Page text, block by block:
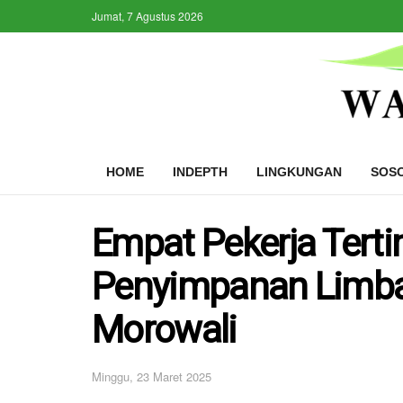
Jumat, 7 Agustus 2026
HOME INDEPTH LINGKUNGAN
Empat Pekerja
Penyimpanan
Morowali
Minggu, 23 Maret 2025